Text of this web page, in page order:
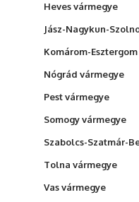
Heves vármegye
Jász-Nagykun-
Komárom-
Nógrád vármegye
Pest vármegye
Somogy vármegye
Szabolcs-Szatmár-
Tolna vármegye
Vas vármegye